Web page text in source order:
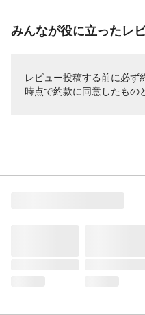
みんなが役に立ったレ
レビュー投稿する前に必ず
時点で約款に同意したもの